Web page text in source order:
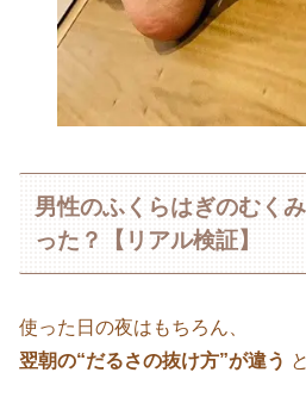
男性のふくらはぎのむく
った？【リアル検証】
使った日の夜はもちろん、
翌朝の“だるさの抜け方”が違う